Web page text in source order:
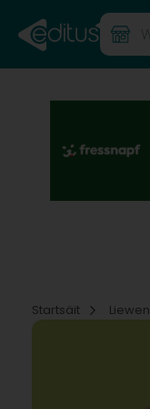
Startsäit